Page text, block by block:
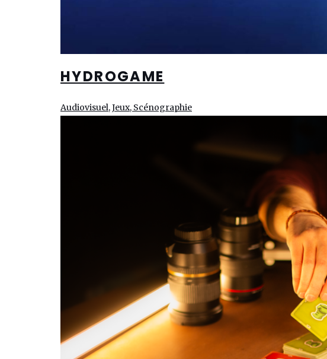
HYDROGAME
Audiovisuel, Jeux, Scénographie